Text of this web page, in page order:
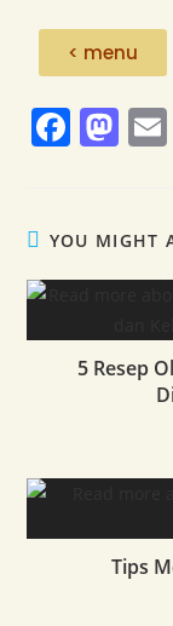
< menu
F
e
b
o
M
o
d
n
YOU MIGHT
5 Resep
Tips